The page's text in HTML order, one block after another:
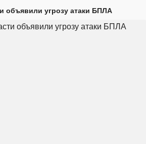
объявили угрозу атаки БПЛА